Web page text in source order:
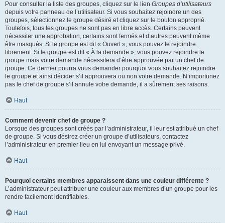
Pour consulter la liste des groupes, cliquez sur le lien Groupes d’utilisateurs
depuis votre panneau de l’utilisateur. Si vous souhaitez rejoindre un des
groupes, sélectionnez le groupe désiré et cliquez sur le bouton approprié.
Toutefois, tous les groupes ne sont pas en libre accès. Certains peuvent
nécessiter une approbation, certains sont fermés et d’autres peuvent même
être masqués. Si le groupe est dit « Ouvert », vous pouvez le rejoindre
librement. Si le groupe est dit « À la demande », vous pouvez rejoindre le
groupe mais votre demande nécessitera d’être approuvée par un chef de
groupe. Ce dernier pourra vous demander pourquoi vous souhaitez rejoindre
le groupe et ainsi décider s’il approuvera ou non votre demande. N’importunez
pas le chef de groupe s’il annule votre demande, il a sûrement ses raisons.
Haut
Comment devenir chef de groupe ?
Lorsque des groupes sont créés par l’administrateur, il leur est attribué un chef
de groupe. Si vous désirez créer un groupe d’utilisateurs, contactez
l’administrateur en premier lieu en lui envoyant un message privé.
Haut
Pourquoi certains membres apparaissent dans une couleur différente ?
L’administrateur peut attribuer une couleur aux membres d’un groupe pour les
rendre facilement identifiables.
Haut